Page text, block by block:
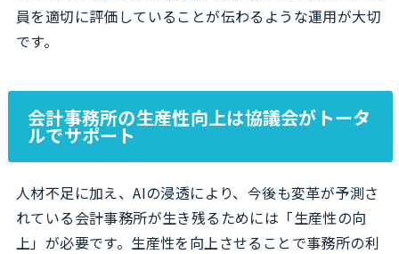
員を適切に評価していることが伝わるような運用が大切
です。
会計事務所の生産性向上は協議会がトータ
ルでサポート
人材不足に加え、AIの浸透により、今後も変革が予測さ
れている会計事務所が生き残るためには「生産性の向
上」が必要です。生産性を向上させることで事務所の利